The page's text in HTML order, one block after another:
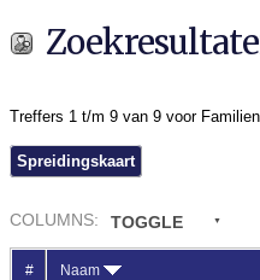
Treffers 1 t/m 9 van 9 voor
Spreidingskaart
COLUMNS: TOGGLE
# Naam